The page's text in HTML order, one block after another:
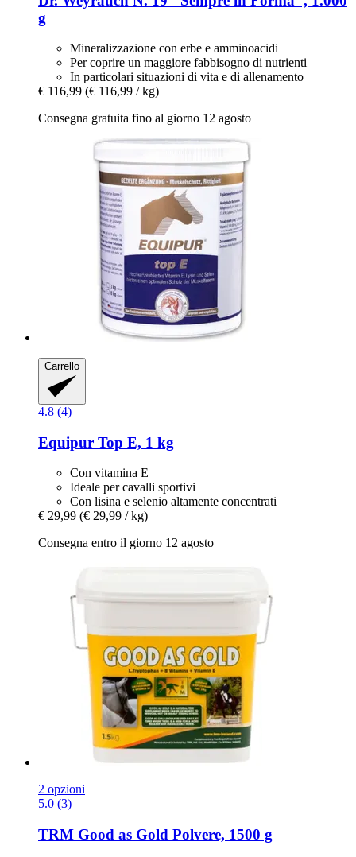
g
Mineralizzazione con erbe e amminoacidi
Per coprire un maggiore fabbisogno di nutrienti
In particolari situazioni di vita e di allenamento
€ 116,99 (€ 116,99 / kg)
Consegna gratuita fino al giorno 12 agosto
Carrello
4.8 (4)
Equipur Top E, 1 kg
Con vitamina E
Ideale per cavalli sportivi
Con lisina e selenio altamente concentrati
€ 29,99 (€ 29,99 / kg)
Consegna entro il giorno 12 agosto
2 opzioni
5.0 (3)
TRM Good as Gold Polvere, 1500 g